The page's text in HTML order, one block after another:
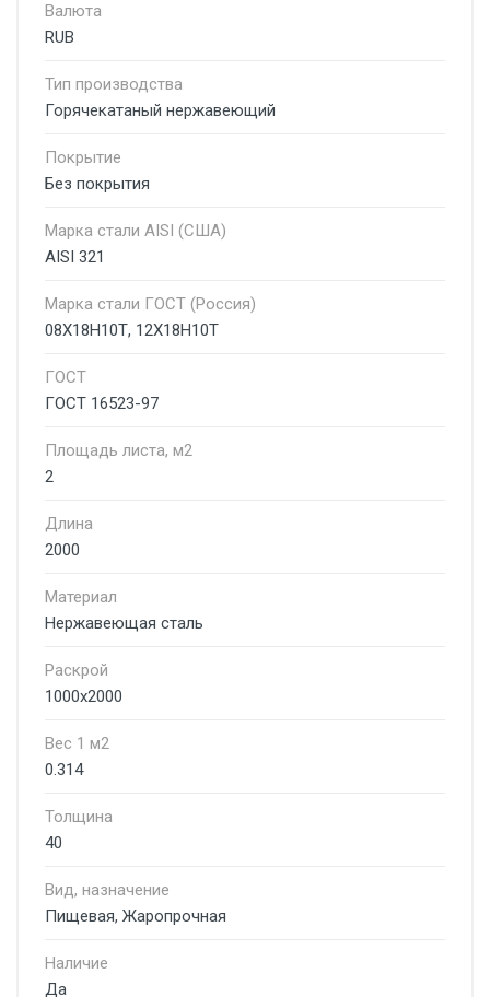
Валюта
RUB
Тип производства
Горячекатаный нержавеющий
Покрытие
Без покрытия
Марка стали AISI (США)
AISI 321
Марка стали ГОСТ (Россия)
08Х18Н10Т, 12Х18Н10Т
ГОСТ
ГОСТ 16523-97
Площадь листа, м2
2
Длина
2000
Материал
Нержавеющая сталь
Раскрой
1000х2000
Вес 1 м2
0.314
Толщина
40
Вид, назначение
Пищевая, Жаропрочная
Наличие
Да